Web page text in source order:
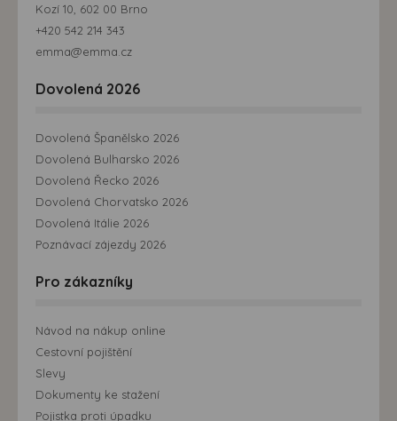
Kozí 10, 602 00 Brno
+420 542 214 343
emma@emma.cz
Dovolená 2026
Dovolená Španělsko 2026
Dovolená Bulharsko 2026
Dovolená Řecko 2026
Dovolená Chorvatsko 2026
Dovolená Itálie 2026
Poznávací zájezdy 2026
Pro zákazníky
Návod na nákup online
Cestovní pojištění
Slevy
Dokumenty ke stažení
Pojistka proti úpadku